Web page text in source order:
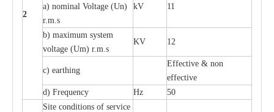
2
a) nominal Voltage (Un)
r.m.s
kV 11
b) maximum system
voltage (Um) r.m.s
KV 12
c) earthing
Effective & non
effective
d) Frequency Hz 50
Site conditions of service